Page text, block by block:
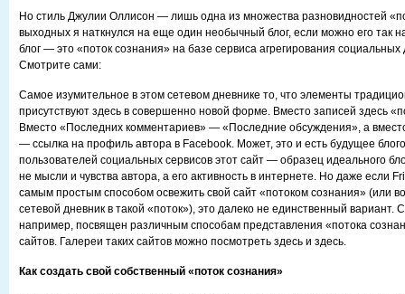
Но стиль Джулии Оллисон — лишь одна из множества разновидностей
выходных я наткнулся на еще один необычный блог, если можно его так
блог — это «поток сознания» на базе сервиса агрегирования
Смотрите сами:
Самое изумительное в этом сетевом дневнике то, что элементы
присутствуют здесь в совершенно новой форме. Вместо записей здесь
Вместо «Последних комментариев» — «Последние обсуждения», а
— ссылка на профиль автора в Facebook. Может, это и есть будущее
пользователей социальных сервисов этот сайт — образец идеального
не мысли и чувства автора, а его активность в интернете. Но даже если
самым простым способом освежить свой сайт «потоком сознания» (или
сетевой дневник в такой «поток»), это далеко не единственный вариант.
например, посвящен различным способам представления «потока
сайтов. Галереи таких сайтов можно посмотреть здесь и здесь.
Как создать свой собственный «поток сознания»